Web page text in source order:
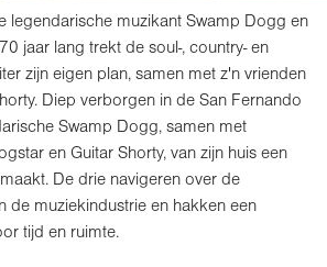
legendarische muzikant Swamp Dogg en
jaar lang trekt de soul-, country- en
zijn eigen plan, samen met z'n vrienden
Diep verborgen in de San Fernando
Swamp Dogg, samen met
en Guitar Shorty, van zijn huis een
De drie navigeren over de
de muziekindustrie en hakken een
tijd en ruimte.